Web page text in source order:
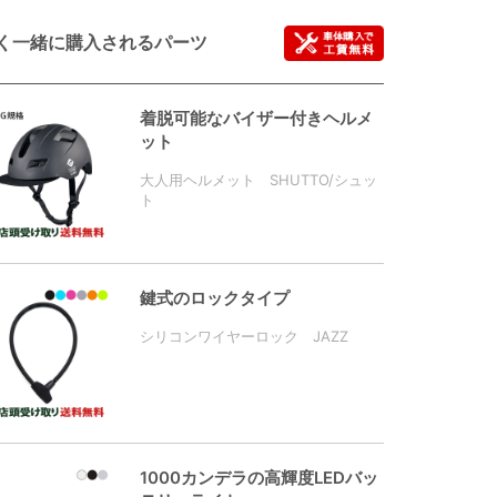
一緒に購入されるパーツ
着脱可能なバイザー付きヘルメ
ット
大人用ヘルメット SHUTTO/シュッ
ト
鍵式のロックタイプ
シリコンワイヤーロック JAZZ
1000カンデラの高輝度LEDバッ